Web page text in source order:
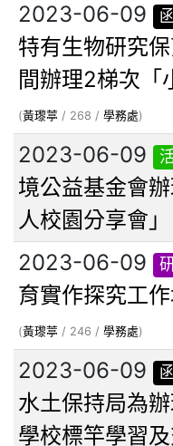
2023-06-09
特有生物研究
間辦理2梯次「
(黃瓈葶 / 268 / 學務處)
2023-06-09
境公益基金會
人校園分享會」
2023-06-09
育實作探究工
(黃瓈葶 / 246 / 學務處)
2023-06-09
水土保持局為
學校標竿學習及